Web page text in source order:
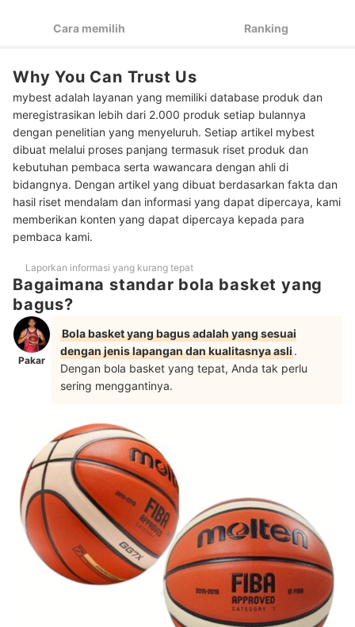
Pilih berdasarkan kelebihan merk bola basket, seperti Wilson,
Peringkat Bola Basket Terbaik
Baca juga rekomendasi perlengkapan basket lainnya di sini
Cara memilih Ranking
Why You Can Trust Us
mybest adalah layanan yang memiliki database produk dan
meregistrasikan lebih dari 2.000 produk setiap bulannya
dengan penelitian yang menyeluruh. Setiap artikel mybest
dibuat melalui proses panjang termasuk riset produk dan
kebutuhan pembaca serta wawancara dengan ahli di
bidangnya. Dengan artikel yang dibuat berdasarkan fakta dan
hasil riset mendalam dan informasi yang dapat dipercaya, kami
memberikan konten yang dapat dipercaya kepada para
pembaca kami.
Laporkan informasi yang kurang tepat
Bagaimana standar bola basket yang
bagus?
Pakar
Bola basket yang bagus adalah yang sesuai
dengan jenis lapangan dan kualitasnya asli.
Dengan bola basket yang tepat, Anda tak perlu
sering menggantinya.